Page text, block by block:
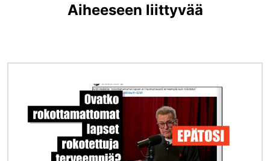
Aiheeseen liittyvää